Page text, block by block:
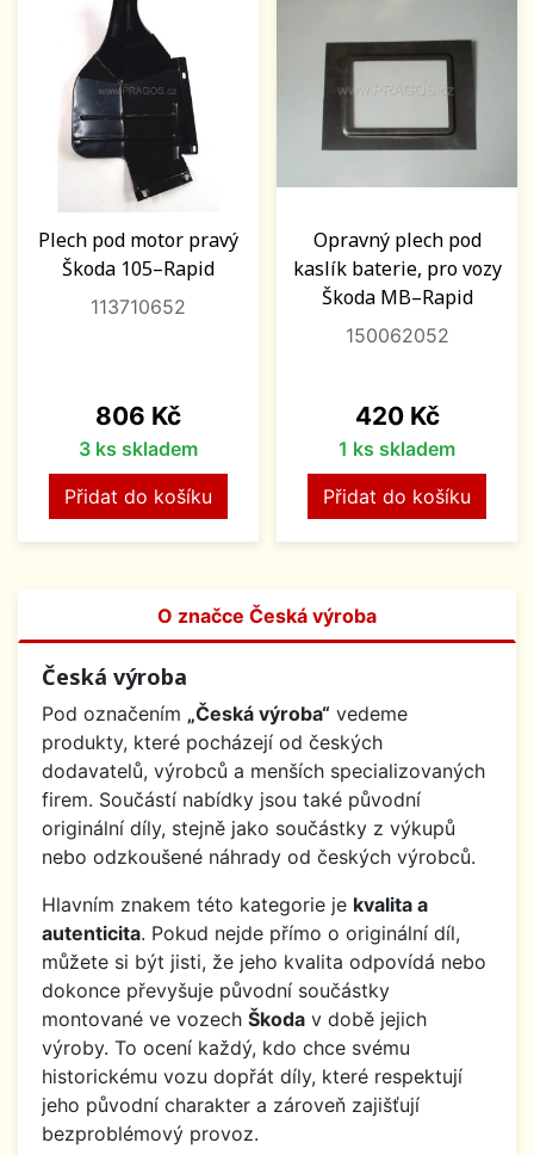
Plech pod motor pravý
Škoda 105–Rapid
113710652
Cena
806 Kč
3 ks skladem
Přidat do košíku
Opravný plech pod
kaslík baterie, pro vozy
Škoda MB–Rapid
150062052
Cena
420 Kč
1 ks skladem
Přidat do košíku
O značce Česká výroba
Česká výroba
Pod označením „Česká výroba“ vedeme
produkty, které pocházejí od českých
dodavatelů, výrobců a menších specializovaných
firem. Součástí nabídky jsou také původní
originální díly, stejně jako součástky z výkupů
nebo odzkoušené náhrady od českých výrobců.
Hlavním znakem této kategorie je kvalita a
autenticita. Pokud nejde přímo o originální díl,
můžete si být jisti, že jeho kvalita odpovídá nebo
dokonce převyšuje původní součástky
montované ve vozech Škoda v době jejich
výroby. To ocení každý, kdo chce svému
historickému vozu dopřát díly, které respektují
jeho původní charakter a zároveň zajišťují
bezproblémový provoz.